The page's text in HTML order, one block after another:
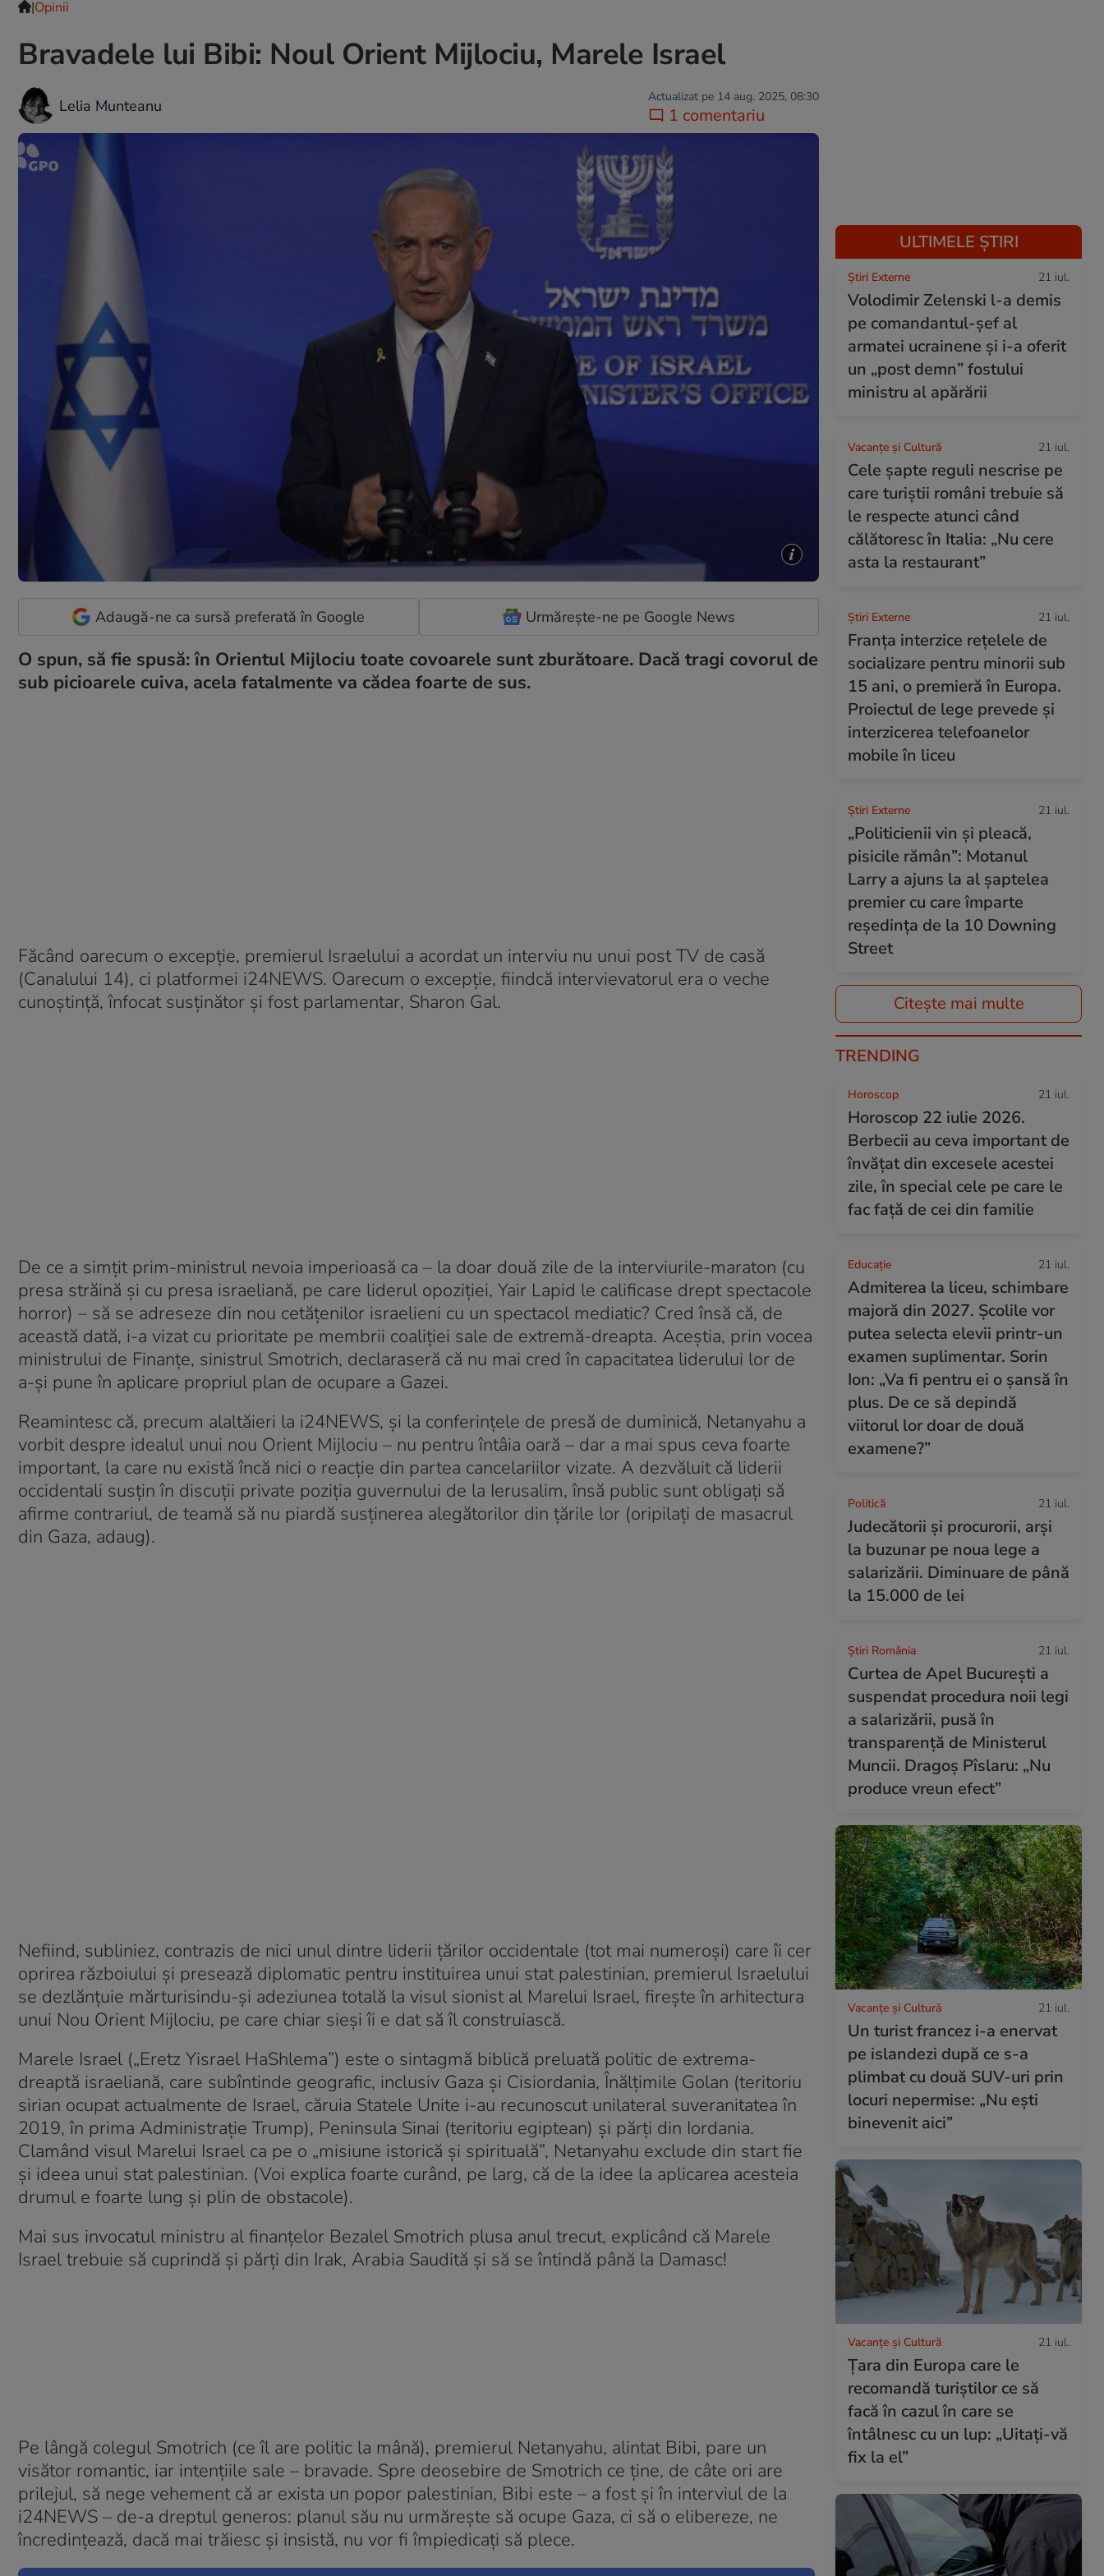
|Opinii
Bravadele lui Bibi: Noul Orient Mijlociu, Marele Israel
Lelia Munteanu Actualizat pe 14 aug. 2025, 08:30
1 comentariu
Adaugă-ne ca sursă preferată în Google Urmărește-ne pe Google News
O spun, să fie spusă: în Orientul Mijlociu toate covoarele sunt zburătoare. Dacă tragi covorul de
sub picioarele cuiva, acela fatalmente va cădea foarte de sus.
Făcând oarecum o excepție, premierul Israelului a acordat un interviu nu unui post TV de casă
(Canalului 14), ci platformei i24NEWS. Oarecum o excepție, fiindcă intervievatorul era o veche
cunoștință, înfocat susținător și fost parlamentar, Sharon Gal.
De ce a simțit prim-ministrul nevoia imperioasă ca – la doar două zile de la interviurile-maraton (cu
presa străină și cu presa israeliană, pe care liderul opoziției, Yair Lapid le calificase drept spectacole
horror) – să se adreseze din nou cetățenilor israelieni cu un spectacol mediatic? Cred însă că, de
această dată, i-a vizat cu prioritate pe membrii coaliției sale de extremă-dreapta. Aceștia, prin vocea
ministrului de Finanțe, sinistrul Smotrich, declaraseră că nu mai cred în capacitatea liderului lor de
a-și pune în aplicare propriul plan de ocupare a Gazei.
Reamintesc că, precum alaltăieri la i24NEWS, și la conferințele de presă de duminică, Netanyahu a
vorbit despre idealul unui nou Orient Mijlociu – nu pentru întâia oară – dar a mai spus ceva foarte
important, la care nu există încă nici o reacție din partea cancelariilor vizate. A dezvăluit că liderii
occidentali susțin în discuții private poziția guvernului de la Ierusalim, însă public sunt obligați să
afirme contrariul, de teamă să nu piardă susținerea alegătorilor din țările lor (oripilați de masacrul
din Gaza, adaug).
Nefiind, subliniez, contrazis de nici unul dintre liderii țărilor occidentale (tot mai numeroși) care îi cer
oprirea războiului și presează diplomatic pentru instituirea unui stat palestinian, premierul Israelului
se dezlănțuie mărturisindu-și adeziunea totală la visul sionist al Marelui Israel, firește în arhitectura
unui Nou Orient Mijlociu, pe care chiar sieși îi e dat să îl construiască.
Marele Israel („Eretz Yisrael HaShlema”) este o sintagmă biblică preluată politic de extrema-
dreaptă israeliană, care subîntinde geografic, inclusiv Gaza și Cisiordania, Înălțimile Golan (teritoriu
sirian ocupat actualmente de Israel, căruia Statele Unite i-au recunoscut unilateral suveranitatea în
2019, în prima Administrație Trump), Peninsula Sinai (teritoriu egiptean) și părți din Iordania.
Clamând visul Marelui Israel ca pe o „misiune istorică și spirituală”, Netanyahu exclude din start fie
și ideea unui stat palestinian. (Voi explica foarte curând, pe larg, că de la idee la aplicarea acesteia
drumul e foarte lung și plin de obstacole).
Mai sus invocatul ministru al finanțelor Bezalel Smotrich plusa anul trecut, explicând că Marele
Israel trebuie să cuprindă și părți din Irak, Arabia Saudită și să se întindă până la Damasc!
Pe lângă colegul Smotrich (ce îl are politic la mână), premierul Netanyahu, alintat Bibi, pare un
visător romantic, iar intențiile sale – bravade. Spre deosebire de Smotrich ce ține, de câte ori are
prilejul, să nege vehement că ar exista un popor palestinian, Bibi este – a fost și în interviul de la
i24NEWS – de-a dreptul generos: planul său nu urmărește să ocupe Gaza, ci să o elibereze, ne
încredințează, dacă mai trăiesc și insistă, nu vor fi împiedicați să plece.
ULTIMELE ȘTIRI
Știri Externe 21 iul.
Volodimir Zelenski l-a demis
pe comandantul-șef al
armatei ucrainene și i-a oferit
un „post demn” fostului
ministru al apărării
Vacanțe și Cultură 21 iul.
Cele șapte reguli nescrise pe
care turiștii români trebuie să
le respecte atunci când
călătoresc în Italia: „Nu cere
asta la restaurant”
Știri Externe 21 iul.
Franța interzice rețelele de
socializare pentru minorii sub
15 ani, o premieră în Europa.
Proiectul de lege prevede şi
interzicerea telefoanelor
mobile în liceu
Știri Externe 21 iul.
„Politicienii vin și pleacă,
pisicile rămân”: Motanul
Larry a ajuns la al șaptelea
premier cu care împarte
reședința de la 10 Downing
Street
Citește mai multe
TRENDING
Horoscop 21 iul.
Horoscop 22 iulie 2026.
Berbecii au ceva important de
învățat din excesele acestei
zile, în special cele pe care le
fac față de cei din familie
Educație 21 iul.
Admiterea la liceu, schimbare
majoră din 2027. Școlile vor
putea selecta elevii printr-un
examen suplimentar. Sorin
Ion: „Va fi pentru ei o șansă în
plus. De ce să depindă
viitorul lor doar de două
examene?”
Politică 21 iul.
Judecătorii și procurorii, arși
la buzunar pe noua lege a
salarizării. Diminuare de până
la 15.000 de lei
Știri România 21 iul.
Curtea de Apel București a
suspendat procedura noii legi
a salarizării, pusă în
transparență de Ministerul
Muncii. Dragoș Pîslaru: „Nu
produce vreun efect”
Vacanțe și Cultură 21 iul.
Un turist francez i-a enervat
pe islandezi după ce s-a
plimbat cu două SUV-uri prin
locuri nepermise: „Nu ești
binevenit aici”
Vacanțe și Cultură 21 iul.
Țara din Europa care le
recomandă turiștilor ce să
facă în cazul în care se
întâlnesc cu un lup: „Uitați-vă
fix la el”